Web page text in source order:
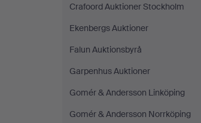
Crafoord Auktioner Stockholm
Ekenbergs Auktioner
Falun Auktionsbyrå
Garpenhus Auktioner
Gomér & Andersson Linköping
Gomér & Andersson Norrköping